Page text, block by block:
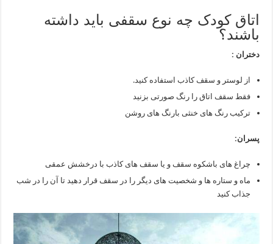
اتاق کودک چه نوع سقفی باید داشته
باشند؟
دختران :
از لوستر و سقف کاذب استفاده کنید.
فقط سقف اتاق را رنگ صورتی بزنید
ترکیب رنگ های خنثی بارنگ های روشن
پسران:
چراغ های باشکوه سقف و یا سقف های کاذب با درخشش عمقی
ماه و ستاره ها و شخصیت های دیگر را در سقف قرار دهید تا آن را در شب
جذاب کنید